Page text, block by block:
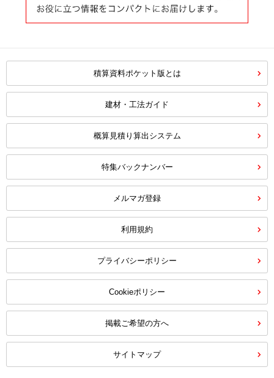
積算資料ポケット版とは
建材・工法ガイド
概算見積り算出システム
特集バックナンバー
メルマガ登録
利用規約
プライバシーポリシー
Cookieポリシー
掲載ご希望の方へ
サイトマップ